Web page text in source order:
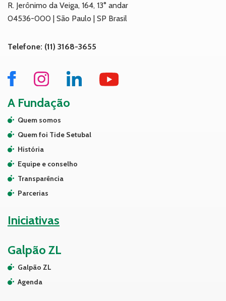
R. Jerônimo da Veiga, 164, 13° andar
04536-000 | São Paulo | SP Brasil
Telefone: (11) 3168-3655
A Fundação
Quem somos
Quem foi Tide Setubal
História
Equipe e conselho
Transparência
Parcerias
Iniciativas
Galpão ZL
Galpão ZL
Agenda